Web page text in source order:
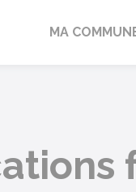
Behren-lès-
MA